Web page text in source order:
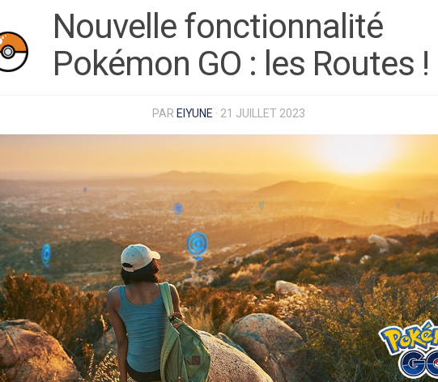
Nouvelle fonctionnalité
Pokémon GO : les Routes !
PAR EIYUNE · 21 JUILLET 2023